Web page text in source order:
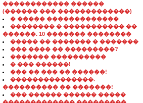
������������ ������
(������ ��� �������������)
� ����� �������������
�������� � ����������� ��
������. 10 ������� ��������
����� �� ������� � �������
��� ���� �� ���������?
������� ����������
� ��� ������!
��� �� ��� �� ������!
���������������.
���������� �� �������!
��� ������ ������ �����